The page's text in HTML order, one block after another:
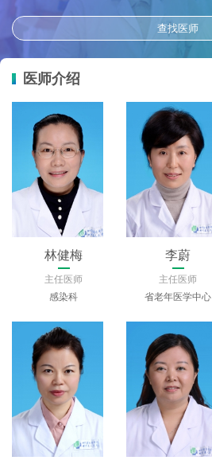
查找医师
医师介绍
林健梅
主任医师
感染科
李蔚
主任医师
省老年医学中心